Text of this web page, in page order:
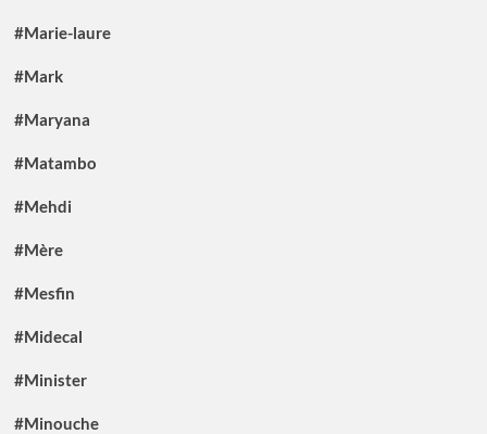
#Marie-laure
#Mark
#Maryana
#Matambo
#Mehdi
#Mère
#Mesfin
#Midecal
#Minister
#Minouche